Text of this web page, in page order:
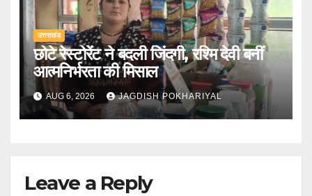
उत्तराखंड
छोटे रेस्टोरेंट ने बदली जिंदगी, रश्मि देवी बनीं
आत्मनिर्भरता की मिसाल
AUG 6, 2026 JAGDISH POKHARIYAL
Leave a Reply